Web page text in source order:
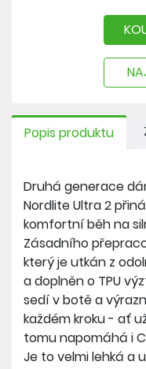
Váha: 252 g (UK5)
Výška tlumení v
Výška tlumení ve
Cr Foam™ je
která poskytuje
na jakémkoliv
Pěna je vyrobena
prostředí, která
chemických přísad
Jednotlivé složky
teplotou a tlakem,
Výsledkem je
k přírodě.
Popis produktu
Druhá generace
Nordlite Ultra 2
komfortní běh na
Zásadního
který je utkán z
a doplněn o TPU
sedí v botě a
každém kroku - ať
tomu napomáhá i
Je to velmi lehká a